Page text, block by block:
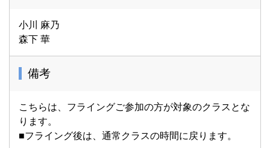
小川 麻乃
森下 華
備考
こちらは、フライングご参加の方が対象のクラスとな
ります。
■フライング後は、通常クラスの時間に戻ります。